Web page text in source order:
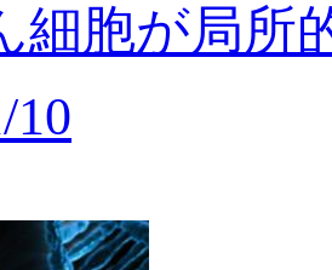
細胞が局所
10